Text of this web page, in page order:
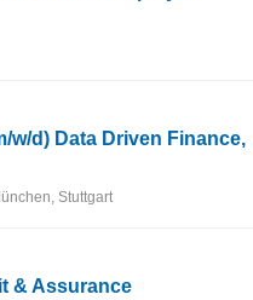
w/d) Data Driven Finance,
Stuttgart
& Assurance